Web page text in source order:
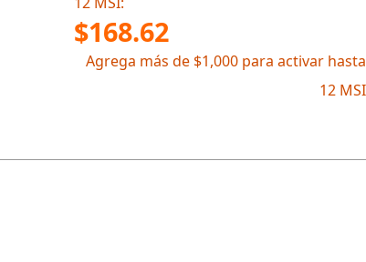
$168.62
Agrega más de $1,000 para activar hasta
12 MSI